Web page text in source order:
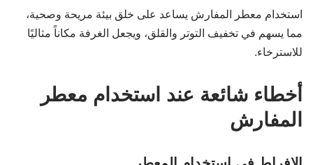
استخدام معطر المفارش يساعد على خلق بيئة مريحة وصحية،
مما يسهم في تخفيف التوتر والقلق، ويجعل الغرفة مكاناً مثاليًا
للاسترخاء.
أخطاء شائعة عند استخدام معطر
المفارش